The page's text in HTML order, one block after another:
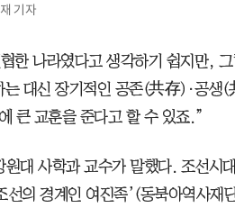
기자
한 나라였다고 생각하기 쉽지만,
대신 장기적인 공존(共存)·공생(
큰 교훈을 준다고 할 수 있죠.”
대 사학과 교수가 말했다. 조선시
의 경계인 여진족’(동북아역사재